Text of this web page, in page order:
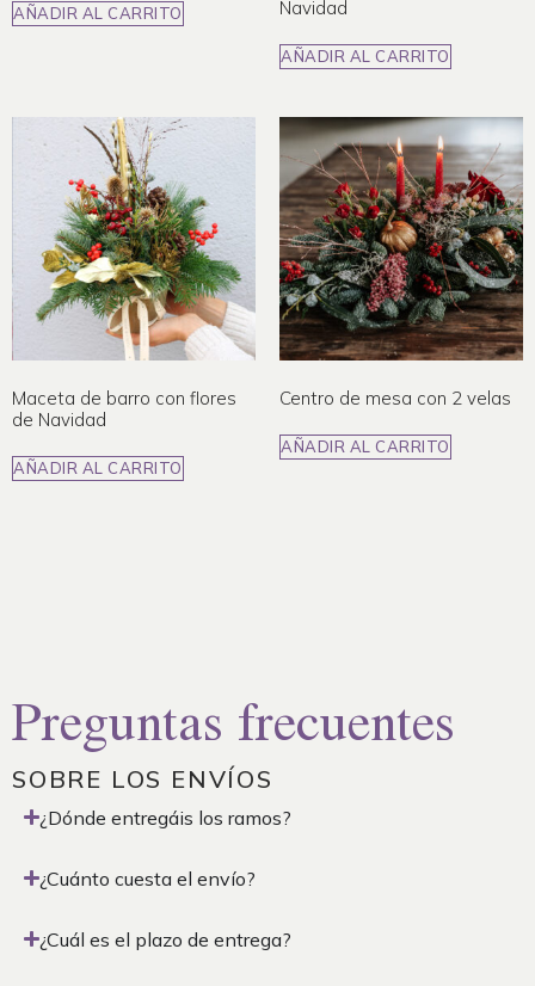
AÑADIR AL CARRITO
Navidad
AÑADIR AL CARRITO
Maceta de barro con flores
de Navidad
AÑADIR AL CARRITO
Centro de mesa con 2 velas
AÑADIR AL CARRITO
Preguntas frecuentes
SOBRE LOS ENVÍOS
¿Dónde entregáis los ramos?
¿Cuánto cuesta el envío?
¿Cuál es el plazo de entrega?